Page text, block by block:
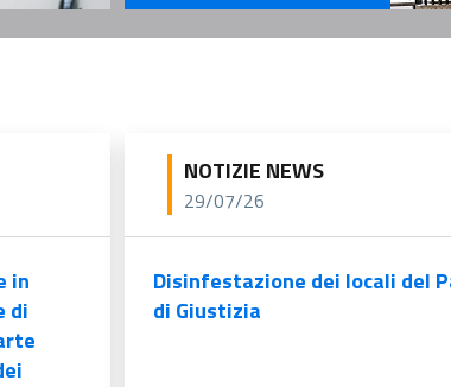
Servizi Per
in
di
NOTIZIE NEWS
29/07/26
Disinfestazione dei locali del
di Giustizia